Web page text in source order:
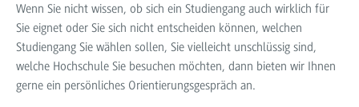
Wenn Sie nicht wissen, ob sich ein Studiengang auch wirklich für
Sie eignet oder Sie sich nicht entscheiden können, welchen
Studiengang Sie wählen sollen, Sie vielleicht unschlüssig sind,
welche Hochschule Sie besuchen möchten, dann bieten wir Ihnen
gerne ein persönliches Orientierungsgespräch an.